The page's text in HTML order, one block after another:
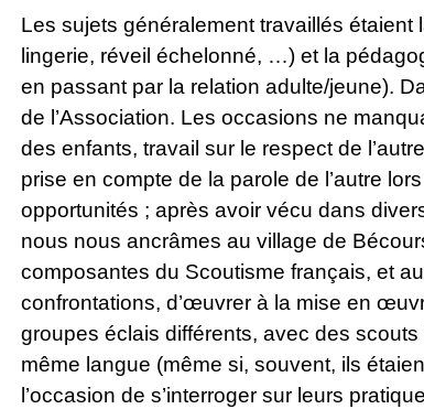
Les sujets généralement travaillés
lingerie, réveil échelonné, …) et la
en passant par la relation adulte/jeune).
de l’Association. Les occasions ne
des enfants, travail sur le respect de
prise en compte de la parole de l’autre
opportunités ; après avoir vécu dans
nous nous ancrâmes au village de
composantes du Scoutisme français, et
confrontations, d’œuvrer à la mise en
groupes éclais différents, avec des
même langue (même si, souvent, ils
l’occasion de s’interroger sur leurs